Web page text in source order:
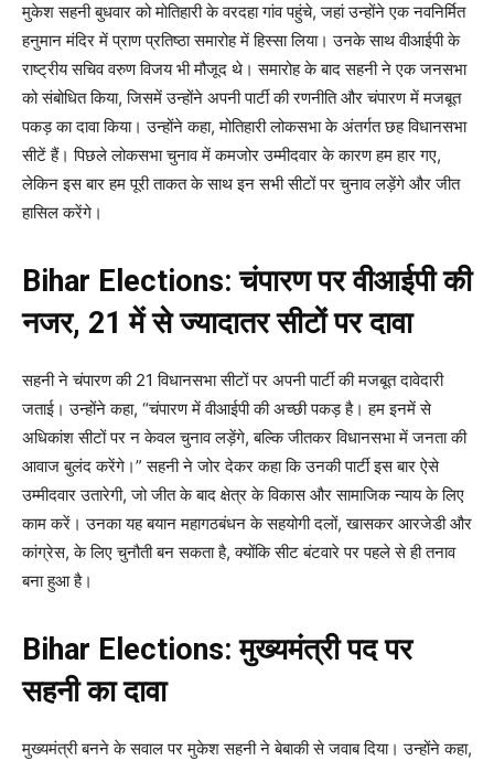
मुकेश सहनी बुधवार को मोतिहारी के वरदहा गांव पहुंचे, जहां उन्होंने एक नवनिर्मित
हनुमान मंदिर में प्राण प्रतिष्ठा समारोह में हिस्सा लिया। उनके साथ वीआईपी के
राष्ट्रीय सचिव वरुण विजय भी मौजूद थे। समारोह के बाद सहनी ने एक जनसभा
को संबोधित किया, जिसमें उन्होंने अपनी पार्टी की रणनीति और चंपारण में मजबूत
पकड़ का दावा किया। उन्होंने कहा, मोतिहारी लोकसभा के अंतर्गत छह विधानसभा
सीटें हैं। पिछले लोकसभा चुनाव में कमजोर उम्मीदवार के कारण हम हार गए,
लेकिन इस बार हम पूरी ताकत के साथ इन सभी सीटों पर चुनाव लड़ेंगे और जीत
हासिल करेंगे।
Bihar Elections: चंपारण पर वीआईपी की
नजर, 21 में से ज्यादातर सीटों पर दावा
सहनी ने चंपारण की 21 विधानसभा सीटों पर अपनी पार्टी की मजबूत दावेदारी
जताई। उन्होंने कहा, “चंपारण में वीआईपी की अच्छी पकड़ है। हम इनमें से
अधिकांश सीटों पर न केवल चुनाव लड़ेंगे, बल्कि जीतकर विधानसभा में जनता की
आवाज बुलंद करेंगे।” सहनी ने जोर देकर कहा कि उनकी पार्टी इस बार ऐसे
उम्मीदवार उतारेगी, जो जीत के बाद क्षेत्र के विकास और सामाजिक न्याय के लिए
काम करें। उनका यह बयान महागठबंधन के सहयोगी दलों, खासकर आरजेडी और
कांग्रेस, के लिए चुनौती बन सकता है, क्योंकि सीट बंटवारे पर पहले से ही तनाव
बना हुआ है।
Bihar Elections: मुख्यमंत्री पद पर
सहनी का दावा
मुख्यमंत्री बनने के सवाल पर मुकेश सहनी ने बेबाकी से जवाब दिया। उन्होंने कहा,